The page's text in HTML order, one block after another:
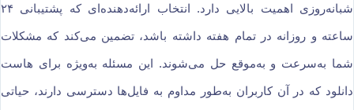
شبانه‌روزی اهمیت بالایی دارد. انتخاب ارائه‌دهنده‌ای که پشتیبانی ۲۴
ساعته و روزانه در تمام هفته داشته باشد، تضمین می‌کند که مشکلات
شما به‌سرعت و به‌موقع حل می‌شوند. این مسئله به‌ویژه برای هاست
دانلود که در آن کاربران به‌طور مداوم به فایل‌ها دسترسی دارند، حیاتی